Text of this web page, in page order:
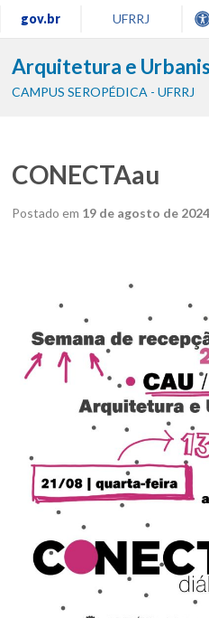
gov.br UFRRJ
Arquitetura e
CAMPUS SEROPÉDICA - UFRRJ
CONECTAau
Postado em 19 de agosto de 2024